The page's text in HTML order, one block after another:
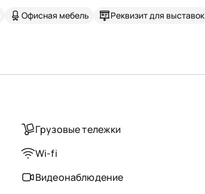
Офисная мебель Реквизит для выставок
Грузовые тележки
Wi-fi
Видеонаблюдение